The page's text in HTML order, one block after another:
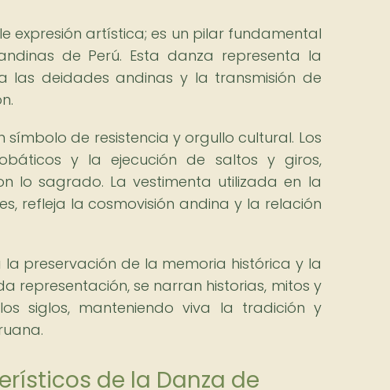
expresión artística; es un pilar fundamental
de Perú. Esta danza representa la
las deidades andinas y la transmisión de
símbolo de resistencia y orgullo cultural. Los
y la ejecución de saltos y giros,
lo sagrado. La vestimenta utilizada en la
refleja la cosmovisión andina y la relación
preservación de la memoria histórica y la
representación, se narran historias, mitos y
siglos, manteniendo viva la tradición y
de la Danza de